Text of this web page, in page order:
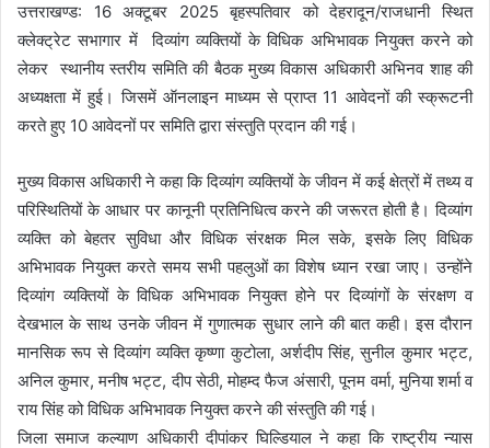
उत्तराखण्ड: 16 अक्टूबर 2025 बृहस्पतिवार को देहरादून/राजधानी स्थित
क्लेक्ट्रेट सभागार में दिव्यांग व्यक्तियों के विधिक अभिभावक नियुक्त करने को
लेकर स्थानीय स्तरीय समिति की बैठक मुख्य विकास अधिकारी अभिनव शाह की
अध्यक्षता में हुई। जिसमें ऑनलाइन माध्यम से प्राप्त 11 आवेदनों की स्क्रूटनी
करते हुए 10 आवेदनों पर समिति द्वारा संस्तुति प्रदान की गई।
मुख्य विकास अधिकारी ने कहा कि दिव्यांग व्यक्तियों के जीवन में कई क्षेत्रों में तथ्य व
परिस्थितियों के आधार पर कानूनी प्रतिनिधित्व करने की जरूरत होती है। दिव्यांग
व्यक्ति को बेहतर सुविधा और विधिक संरक्षक मिल सके, इसके लिए विधिक
अभिभावक नियुक्त करते समय सभी पहलुओं का विशेष ध्यान रखा जाए। उन्होंने
दिव्यांग व्यक्तियों के विधिक अभिभावक नियुक्त होने पर दिव्यांगों के संरक्षण व
देखभाल के साथ उनके जीवन में गुणात्मक सुधार लाने की बात कही। इस दौरान
मानसिक रूप से दिव्यांग व्यक्ति कृष्णा कुटोला, अर्शदीप सिंह, सुनील कुमार भट्ट,
अनिल कुमार, मनीष भट्ट, दीप सेठी, मोहम्द फैज अंसारी, पूनम वर्मा, मुनिया शर्मा व
राय सिंह को विधिक अभिभावक नियुक्त करने की संस्तुति की गई।
जिला समाज कल्याण अधिकारी दीपांकर घिल्डियाल ने कहा कि राष्ट्रीय न्यास